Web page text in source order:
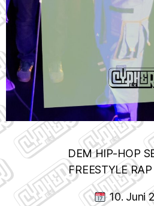
DEM HIP-HOP
FREESTYLE
10. Juni